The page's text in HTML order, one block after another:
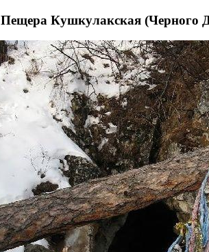
Пещера Кушкулакская (Черного